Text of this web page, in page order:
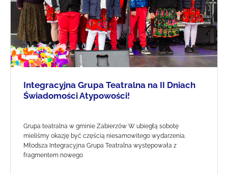
Integracyjna Grupa Teatralna na II Dniach
Świadomości Atypowości!
Grupa teatralna w gminie Zabierzów W ubiegłą sobotę
mieliśmy okazję być częścią niesamowitego wydarzenia.
Młodsza Integracyjna Grupa Teatralna występowała z
fragmentem nowego